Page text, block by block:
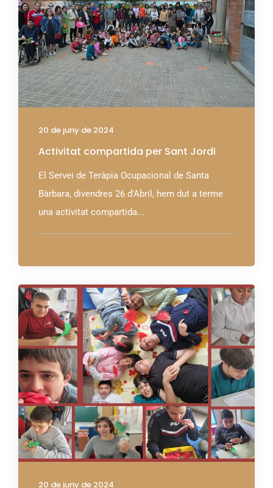
20 de juny de 2024
Activitat compartida per Sant Jordi
El Servei de Teràpia Ocupacional de Santa
Bàrbara, divendres 26 d'Abril, hem dut a terme
una activitat compartida...
20 de juny de 2024